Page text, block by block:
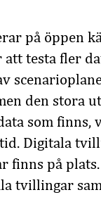
på öppen
att testa fler
den stora
som finns,
Digitala
finns på
tvillingar